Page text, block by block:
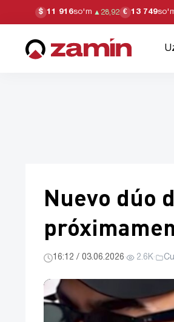
$ 11 916so'm ▲ 28,92 € 13 749
Nuevo dúo
16:12 / 03.06.2026· 2.6K·